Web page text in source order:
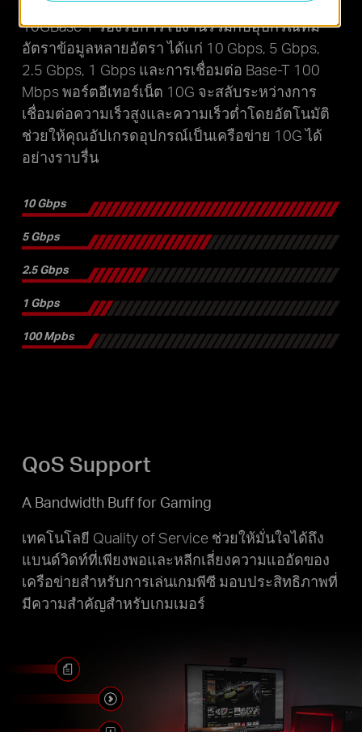
10GBase-T รองรับการใช้งานร่วมกับอุปกรณ์ที่มี
อัตราข้อมูลหลายอัตรา ได้แก่ 10 Gbps, 5 Gbps,
2.5 Gbps, 1 Gbps และการเชื่อมต่อ Base-T 100
Mbps พอร์ตอีเทอร์เน็ต 10G จะสลับระหว่างการ
เชื่อมต่อความเร็วสูงและความเร็วต่ำโดยอัตโนมัติ
ช่วยให้คุณอัปเกรดอุปกรณ์เป็นเครือข่าย 10G ได้
อย่างราบรื่น
10 Gbps
5 Gbps
2.5 Gbps
1 Gbps
100 Mpbs
QoS Support
A Bandwidth Buff for Gaming
เทคโนโลยี Quality of Service ช่วยให้มั่นใจได้ถึง
แบนด์วิดท์ที่เพียงพอและหลีกเลี่ยงความแออัดของ
เครือข่ายสำหรับการเล่นเกมพีซี มอบประสิทธิภาพที่
มีความสำคัญสำหรับเกมเมอร์